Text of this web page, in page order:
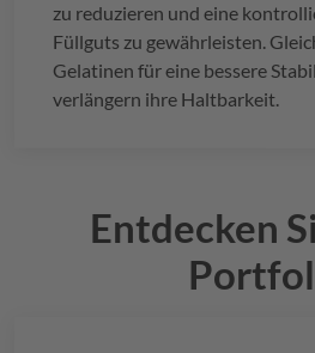
zu reduzieren und eine
Füllguts zu gewährleisten.
Gelatinen für eine bessere
verlängern ihre Haltbarkeit.
Entdecken